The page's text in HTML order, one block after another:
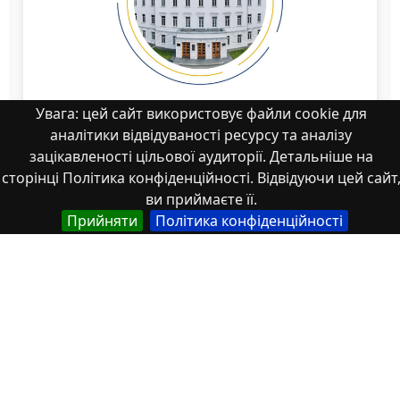
Увага: цей сайт використовує файли cookie для
аналітики відвідуваності ресурсу та аналізу
зацікавленості цільової аудиторії. Детальніше на
сторінці Політика конфіденційності. Відвідуючи цей сайт,
ви приймаєте її.
Прийняти
Політика конфіденційності
Збірник_X Всеук_конф_ЕМС